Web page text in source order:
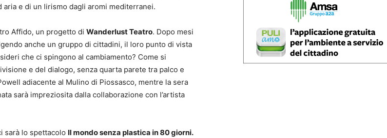
e di un lirismo dagli aromi mediterranei.
Affido, un progetto di Wanderlust Teatro. Dopo mesi
anche un gruppo di cittadini, il loro punto di vista
che ci spingono al cambiamento? Come si
e del dialogo, senza quarta parete tra palco e
adiacente al Mulino di Piossasco, mentre la sera
sarà impreziosita dalla collaborazione con l’artista
sarà lo spettacolo Il mondo senza plastica in 80 giorni.